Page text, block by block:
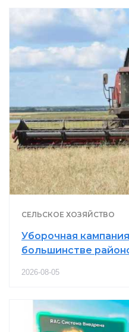
СЕЛЬСКОЕ ХОЗЯЙСТВО
Уборочная
большинстве
2026-08-05